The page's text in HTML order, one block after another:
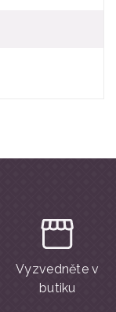
Vyzvedněte v
butiku